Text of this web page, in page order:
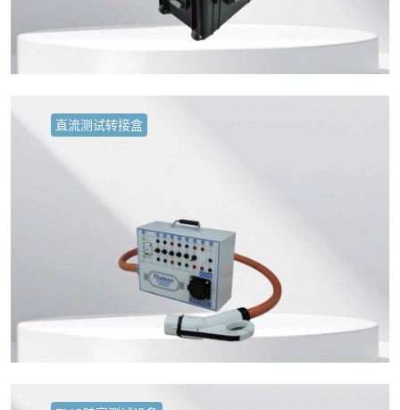
直流测试转接盒